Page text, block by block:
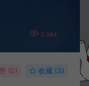
3,264
(0) 收藏 (3)